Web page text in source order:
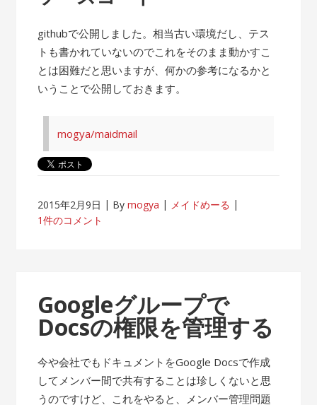
githubで公開しました。相当古い環境だし、テス
トも書かれていないのでこれをそのまま動かすこ
とは困難だと思いますが、何かの参考になるかと
いうことで公開しておきます。
mogya/maidmail
2015年2月9日 Bymogya
メイドめーる
1件のコメント
Googleグループで
Docsの権限を管理する
今や会社でもドキュメントをGoogle Docsで作成
してメンバー間で共有することは珍しくないと思
うのですけど、これをやると、メンバー管理問題